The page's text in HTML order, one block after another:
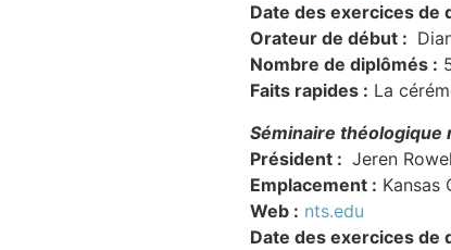
Date des exercices de
Orateur de début :
Nombre de diplômés :
Faits rapides : La
Séminaire théologique
Président : Jeren
Emplacement : Kansas
Web : nts.edu
Date des exercices de